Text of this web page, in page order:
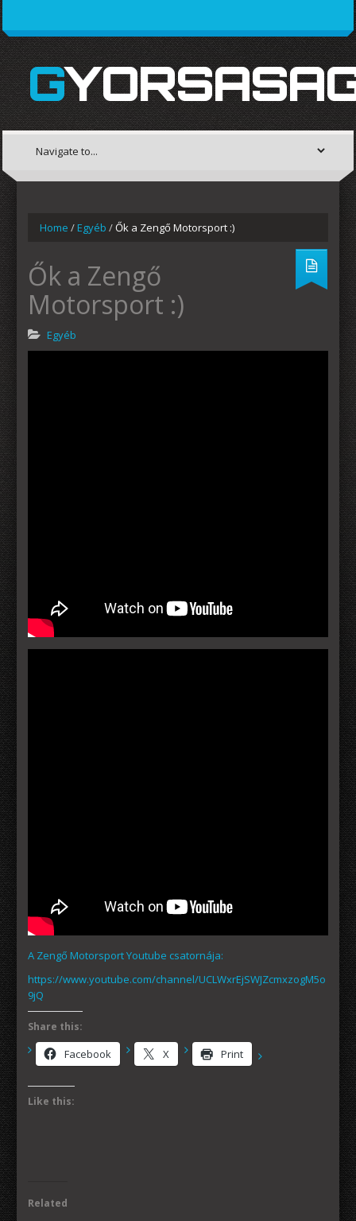
Home /Egyéb /Ők a Zengő Motorsport :)
Ők a Zengő
Motorsport :)
Egyéb
A Zengő Motorsport Youtube csatornája:
https://www.youtube.com/channel/UCLWxrEjSWJZcmxzogM5o
9jQ
Share this:
Facebook X Print
Like this:
Related